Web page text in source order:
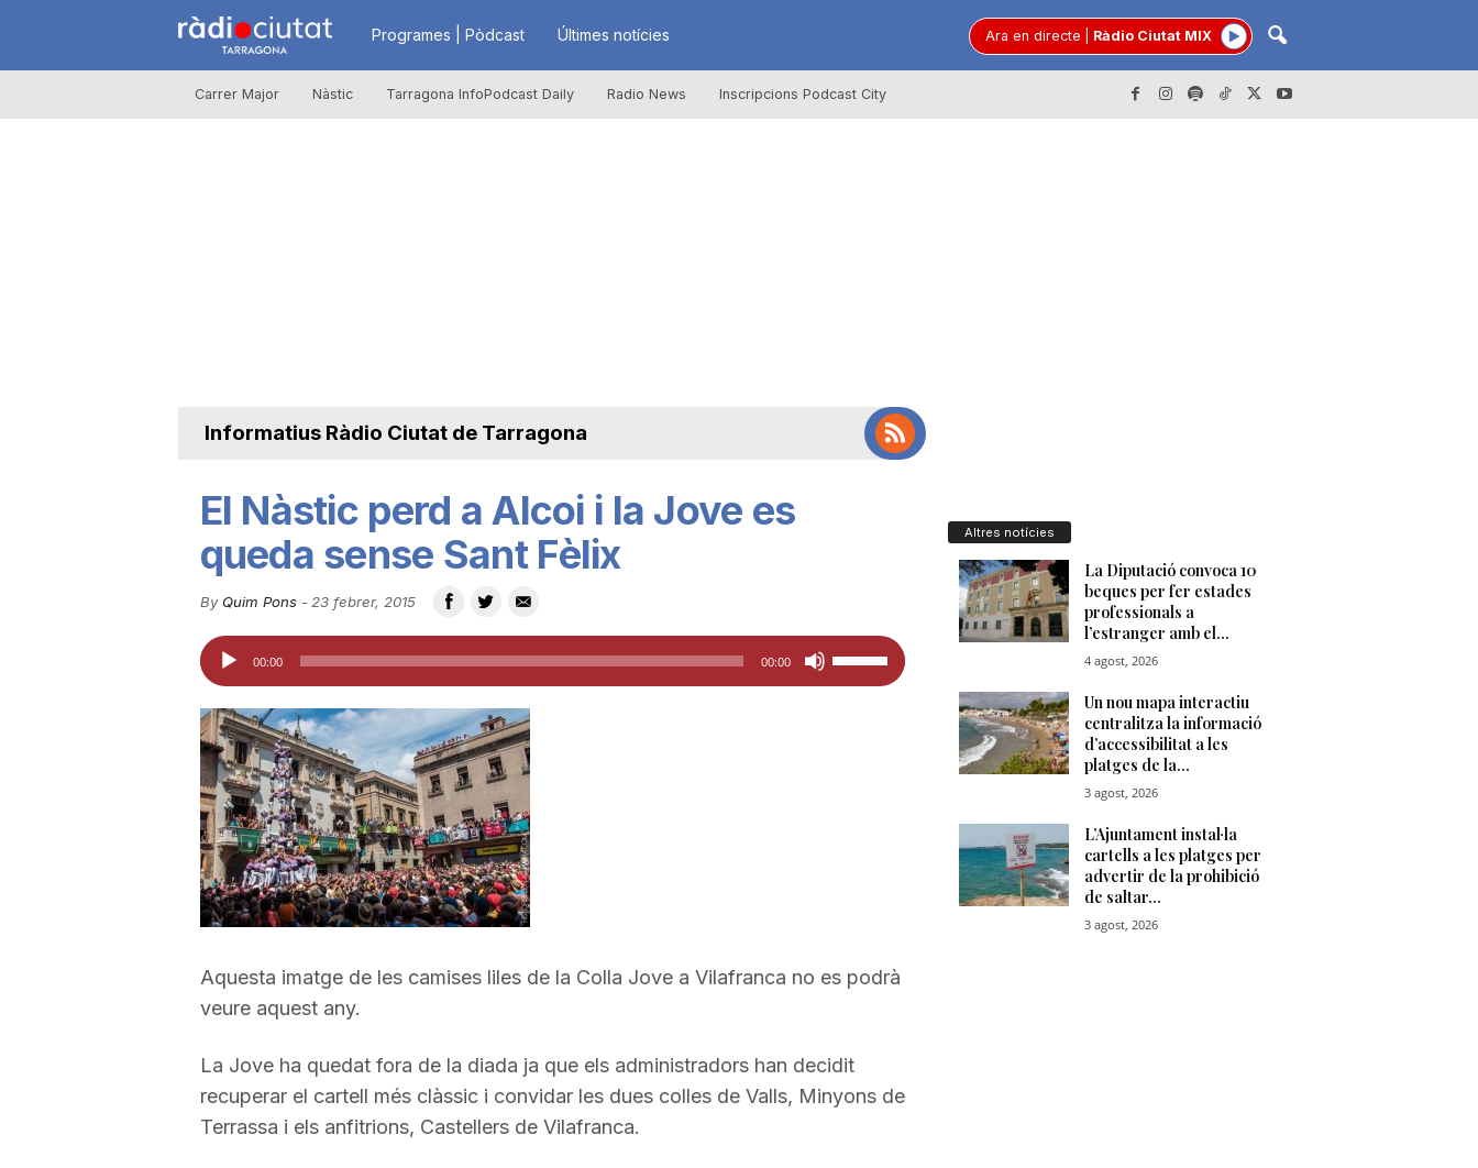
R
à
u
t
a
t
d
e
a
r
Programes | Pòdcast Últimes notícies Ara en directe Ràdio Ciutat MIX
Carrer Major Nàstic Tarragona InfoPodcast Daily Radio News Inscripcions Podcast City
Informatius Ràdio Ciutat de Tarragona
El Nàstic perd a Alcoi i la Jove es
queda sense Sant Fèlix
By Quim Pons- 23 febrer, 2015
Reproductor
d'àudio
00:00 00:00
Feu
servir
incrementar
disminuir
volum.
Aquesta imatge de les camises liles de la Colla Jove a Vilafranca no es podrà
veure aquest any.
La Jove ha quedat fora de la diada ja que els administradors han decidit
recuperar el cartell més clàssic i convidar les dues colles de Valls, Minyons de
Terrassa i els anfitrions, Castellers de Vilafranca.
Altres notícies